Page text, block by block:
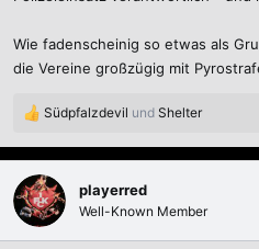
Wie fadenscheinig so etwas als
die Vereine großzügig mit
R
a
k
t
i
o
Südpfalzdevil und Shelter
playerred
Well-Known Member